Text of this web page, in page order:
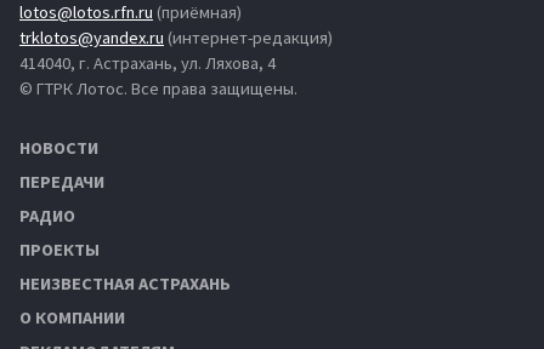
lotos@lotos.rfn.ru (приёмная)
trklotos@yandex.ru (интернет-редакция)
414040, г. Астрахань, ул. Ляхова, 4
© ГТРК Лотос. Все права защищены.
НОВОСТИ
ПЕРЕДАЧИ
РАДИО
ПРОЕКТЫ
НЕИЗВЕСТНАЯ АСТРАХАНЬ
О КОМПАНИИ